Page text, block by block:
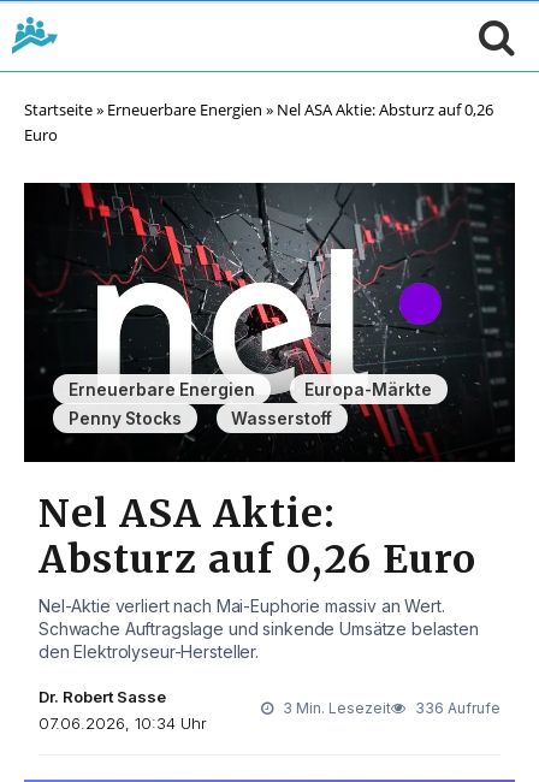
Startseite» Erneuerbare Energien » Nel ASA Aktie: Absturz auf 0,26
Euro
Erneuerbare Energien , Europa-Märkte
Penny Stocks Wasserstoff
Nel ASA Aktie:
Absturz auf 0,26 Euro
Nel-Aktie verliert nach Mai-Euphorie massiv an Wert.
Schwache Auftragslage und sinkende Umsätze belasten
den Elektrolyseur-Hersteller.
Dr. Robert Sasse
07.06.2026, 10:34 Uhr
3 Min. Lesezeit 336 Aufrufe